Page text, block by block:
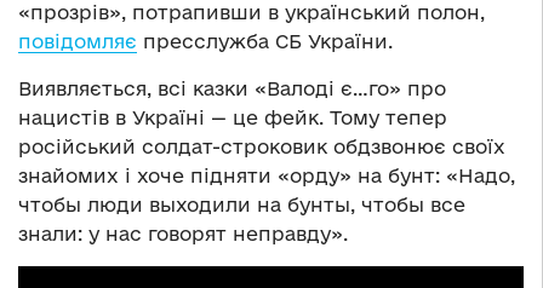
«прозрів», потрапивши в український полон,
повідомляє пресслужба СБ України.
Виявляється, всі казки «Валоді є…го» про
нацистів в Україні — це фейк. Тому тепер
російський солдат-строковик обдзвонює своїх
знайомих і хоче підняти «орду» на бунт: «Надо,
чтобы люди выходили на бунты, чтобы все
знали: у нас говорят неправду».